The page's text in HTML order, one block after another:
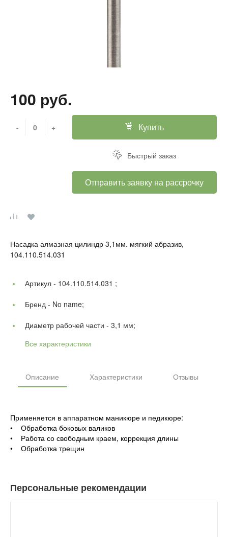
100 руб.
- + Купить
Быстрый заказ
Отправить заявку на рассрочку
Насадка алмазная цилиндр 3,1мм. мягкий абразив,
104.110.514.031
Артикул - 104.110.514.031 ;
Бренд - No name;
Диаметр рабочей части - 3,1 мм;
Все характеристики
Описание Характеристики Отзывы
Применяется в аппаратном маникюре и педикюре:
• Обработка боковых валиков
• Работа со свободным краем, коррекция длины
• Обработка трещин
Персональные рекомендации